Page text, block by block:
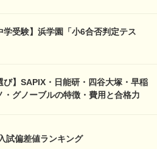
学受験】浜学園「小6合否判定テス
び】SAPIX・日能研・四谷大塚・早稲
・グノーブルの特徴・費用と合格力
試偏差値ランキング